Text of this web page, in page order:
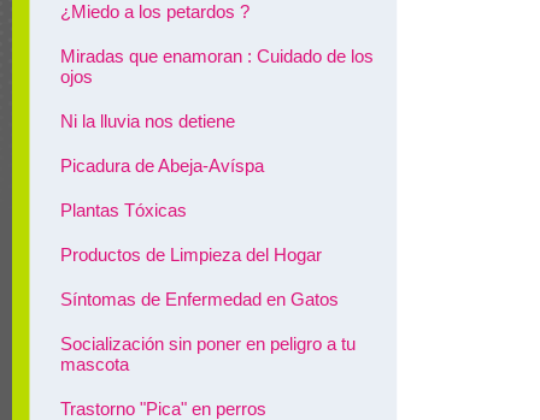
¿Miedo a los petardos ?
Miradas que enamoran : Cuidado de los
ojos
Ni la lluvia nos detiene
Picadura de Abeja-Avíspa
Plantas Tóxicas
Productos de Limpieza del Hogar
Síntomas de Enfermedad en Gatos
Socialización sin poner en peligro a tu
mascota
Trastorno "Pica" en perros